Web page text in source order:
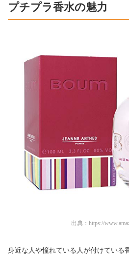
プチプラ香水の魅力
出典： https://
身近な人や憧れている人が付けている